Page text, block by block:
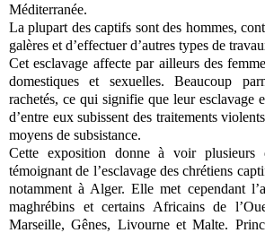
Méditerranée.
La plupart des captifs sont des hommes,
galères et d’effectuer d’autres types de
Cet esclavage affecte par ailleurs des
domestiques et sexuelles. Beaucoup
rachetés, ce qui signifie que leur esclavage
d’entre eux subissent des traitements
moyens de subsistance.
Cette exposition donne à voir plusieurs
témoignant de l’esclavage des chrétiens
notamment à Alger. Elle met cependant
maghrébins et certains Africains de
Marseille, Gênes, Livourne et Malte.